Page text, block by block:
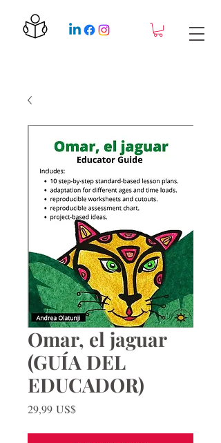
Omar, el jaguar
(GUÍA DEL
EDUCADOR)
29,99 US$Precio